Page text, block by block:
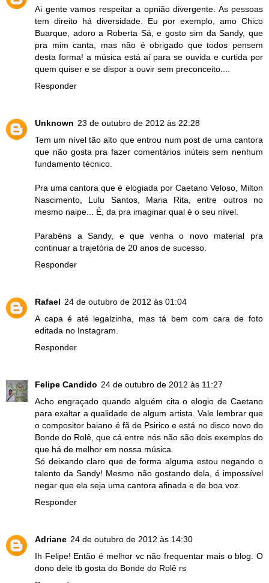
Ai gente vamos respeitar a opnião divergente. As pessoas
tem direito há diversidade. Eu por exemplo, amo Chico
Buarque, adoro a Roberta Sá, e gosto sim da Sandy, que
pra mim canta, mas não é obrigado que todos pensem
desta forma! a música está aí para se ouvida e curtida por
quem quiser e se dispor a ouvir sem preconceito....
Responder
Unknown 23 de outubro de 2012 às 22:28
Tem um nível tão alto que entrou num post de uma cantora
que não gosta pra fazer comentários inúteis sem nenhum
fundamento técnico.
Pra uma cantora que é elogiada por Caetano Veloso, Milton
Nascimento, Lulu Santos, Maria Rita, entre outros no
mesmo naipe... É, da pra imaginar qual é o seu nível.
Parabéns a Sandy, e que venha o novo material pra
continuar a trajetória de 20 anos de sucesso.
Responder
Rafael 24 de outubro de 2012 às 01:04
A capa é até legalzinha, mas tá bem com cara de foto
editada no Instagram.
Responder
Felipe Candido 24 de outubro de 2012 às 11:27
Acho engraçado quando alguém cita o elogio de Caetano
para exaltar a qualidade de algum artista. Vale lembrar que
o compositor baiano é fã de Psirico e está no disco novo do
Bonde do Rolê, que cá entre nós não são dois exemplos do
que há de melhor em nossa música.
Só deixando claro que de forma alguma estou negando o
talento da Sandy! Mesmo não gostando dela, é impossível
negar que ela seja uma cantora afinada e de boa voz.
Responder
Adriane 24 de outubro de 2012 às 14:30
Ih Felipe! Então é melhor vc não frequentar mais o blog. O
dono dele tb gosta do Bonde do Rolê rs